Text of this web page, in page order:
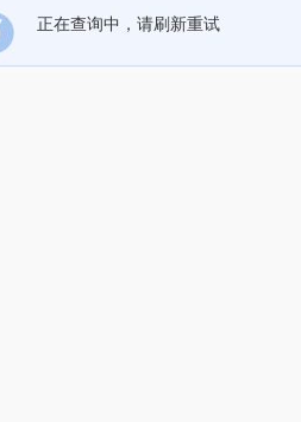
正在查询中，请刷新重试